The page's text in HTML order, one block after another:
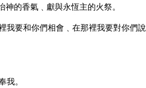
的香氣﹑獻與永恆主的火祭。
我要和你們相會﹑在那裡我要對你們說
。